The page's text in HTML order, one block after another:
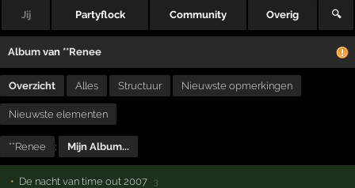
Jij Partyflock Community Overig 🔍
Album van**Renee
Overzicht Alles Structuur Nieuwste opmerkingen
Nieuwste elementen
**Renee : Mijn Album...
De nacht van time out 2007 · 3